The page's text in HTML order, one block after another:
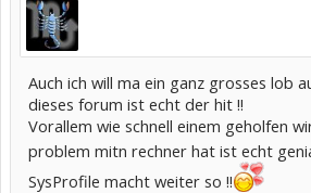
Auch ich will ma ein ganz grosses lob
dieses forum ist echt der hit !!
Vorallem wie schnell einem geholfen
problem mitn rechner hat ist echt
SysProfile macht weiter so !!